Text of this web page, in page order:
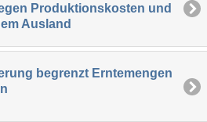
Produktionskosten und
Ausland
begrenzt Erntemengen